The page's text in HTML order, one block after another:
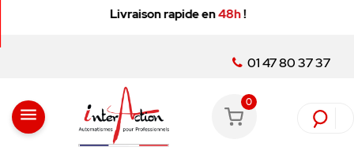
Livraison rapide en48h!
01 47 80 37 37
menu
0